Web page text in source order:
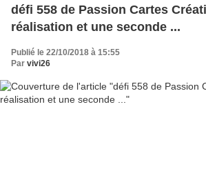
défi 558 de Passion Cartes
réalisation et une seconde ...
Publié le 22/10/2018 à 15:55
Par vivi26